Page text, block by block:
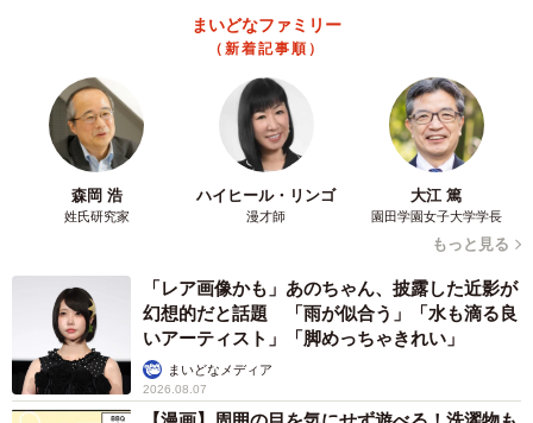
あいさつします。また、人間には尻尾を振りながら、かま
飽きてしまうので5分ともたず、突然、塩対応になることが
あります」
“ツン”と“デレ”がはっきりしているじぇいたろうくん。柴犬
らしい気質もあるのでしょうが、自分らしくのびのび過ご
すことができているのは、飼い主さんとの信頼関係がしっ
かりと築かれているからなのかもしれません。
まいどなファミリー
（新着記事順）
森岡 浩
姓氏研究家
ハイヒール・リンゴ
漫才師
大江 篤
園田学園女子大学学長
もっと見る
「レア画像かも」あのちゃん、披露した近影が
幻想的だと話題 「雨が似合う」「水も滴る良
いアーティスト」「脚めっちゃきれい」
まいどなメディア
2026.08.07